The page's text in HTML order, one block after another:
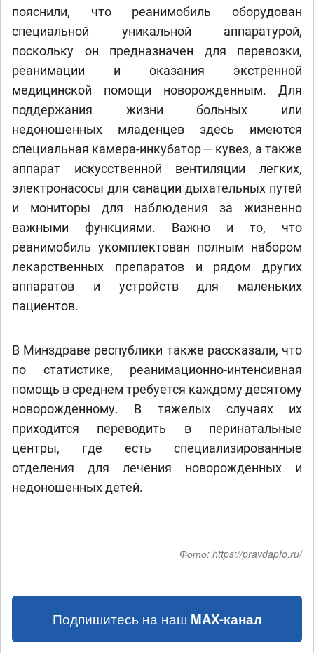
пояснили, что реанимобиль оборудован
специальной уникальной аппаратурой,
поскольку он предназначен для перевозки,
реанимации и оказания экстренной
медицинской помощи новорожденным. Для
поддержания жизни больных или
недоношенных младенцев здесь имеются
специальная камера-инкубатор — кувез, а также
аппарат искусственной вентиляции легких,
электронасосы для санации дыхательных путей
и мониторы для наблюдения за жизненно
важными функциями. Важно и то, что
реанимобиль укомплектован полным набором
лекарственных препаратов и рядом других
аппаратов и устройств для маленьких
пациентов.
В Минздраве республики также рассказали, что
по статистике, реанимационно-интенсивная
помощь в среднем требуется каждому десятому
новорожденному. В тяжелых случаях их
приходится переводить в перинатальные
центры, где есть специализированные
отделения для лечения новорожденных и
недоношенных детей.
Фото: https://pravdapfo.ru/
Подпишитесь на наш MAX-канал